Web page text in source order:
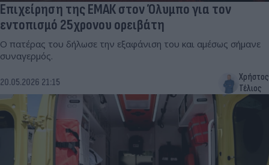
Επιχείρηση της ΕΜΑΚ στον Όλυμπο για τον
εντοπισμό 25χρονου ορειβάτη
Ο πατέρας του δήλωσε την εξαφάνιση του και αμέσως σήμανε
συναγερμός.
20.05.2026 21:15
Χρήστος
Τέλιος